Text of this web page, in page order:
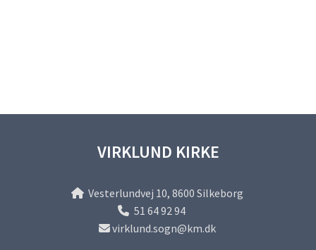
VIRKLUND KIRKE
Vesterlundvej 10, 8600 Silkeborg
 51 64 92 94
virklund.sogn@km.dk